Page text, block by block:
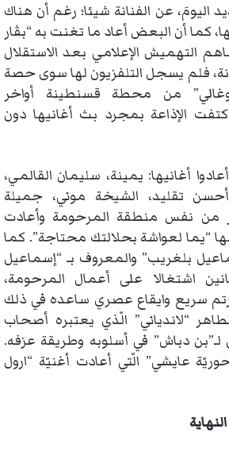
اليومَ، عن الفنانة شيئا؛ رغم أن هناك
كما أن البعض أعاد ما تغنت به “بڤار
التهميش الإعلامي بعد الاستقلال
فلم يسجل التلفزيون لها سوى حصة
من محطة قسنطينة أواخر
الإذاعة بمجرد بث أغانيها دون
أغانيها: يمينة، سليمان القالمي،
أحسن تقليد، الشيخة موني، جميلة
من نفس منطقة المرحومة وأعادت
“يما لعواشة بحلالتك محتاجة”. كما
بلغريب” والمعروف بـ “إسماعيل
اشتغالا على أعمال المرحومة،
سريع وايقاع عصري ساعده في ذلك
“لاندياني” الّذي يعتبره أصحاب
لـ”بن دباش” في أسلوبه وطريقة عزفه.
عايشي” الّتي أعادت أغنيّة “ارول